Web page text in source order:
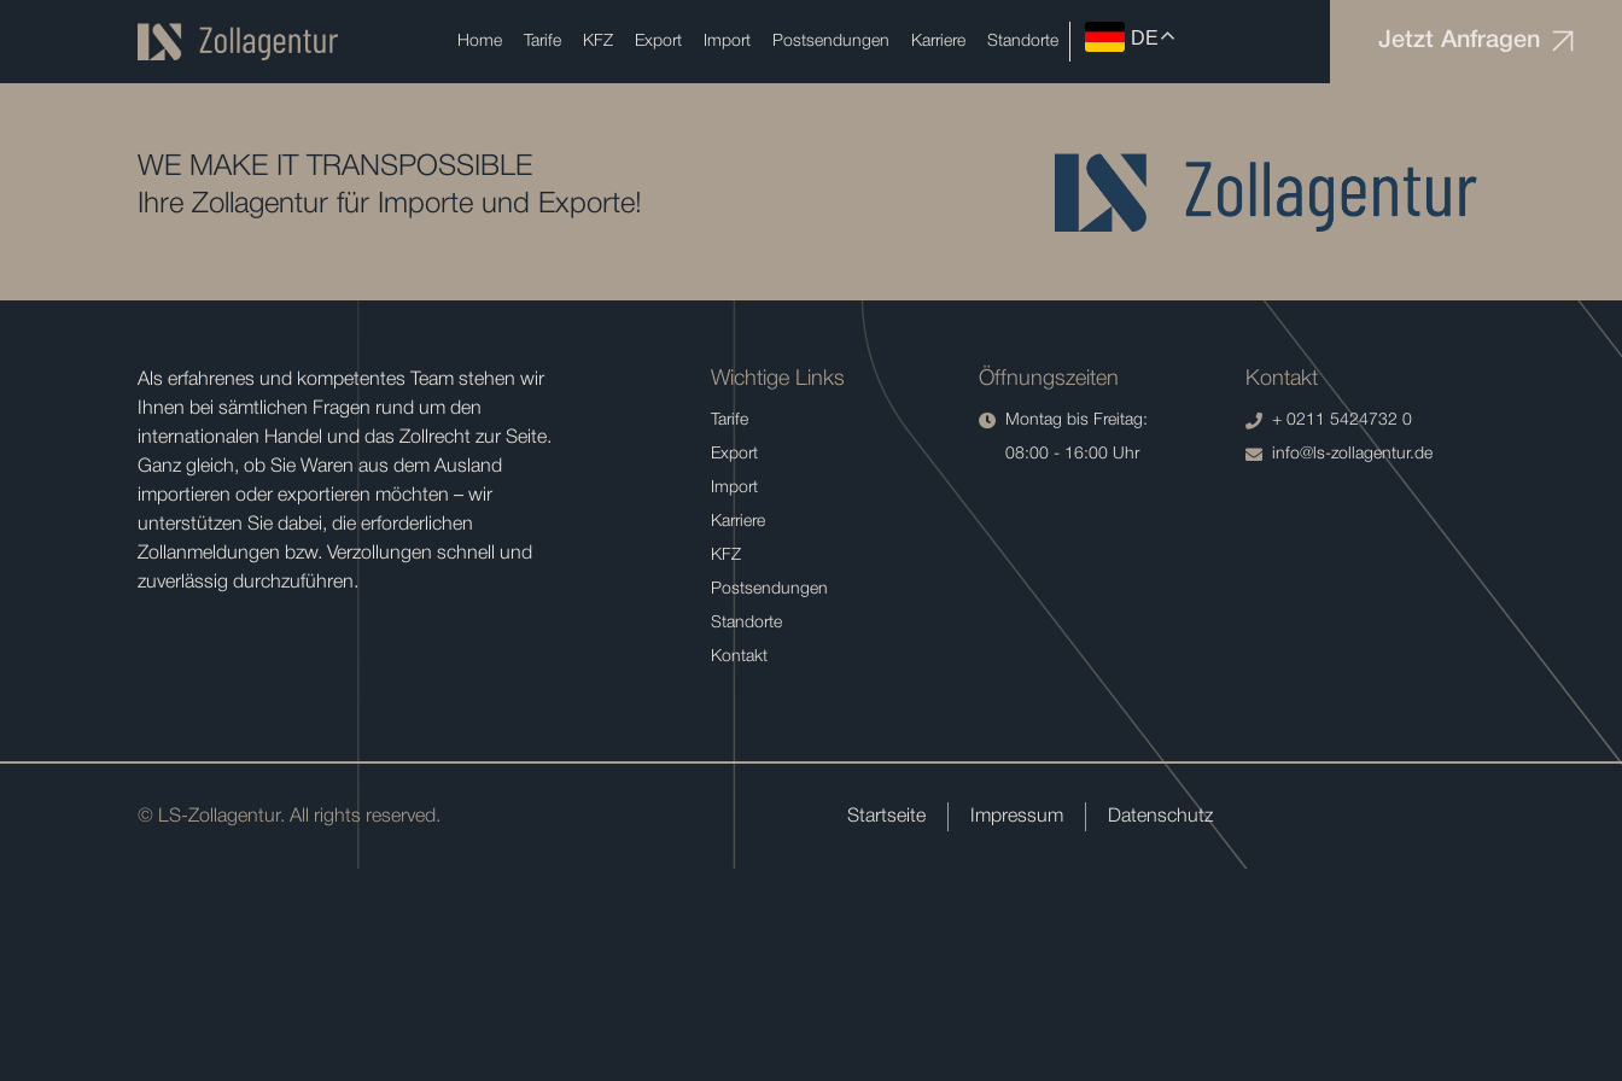
Home Tarife KFZ Export Import Postsendungen Karriere Standorte DE Jetzt Anfragen
WE MAKE IT TRANSPOSSIBLE
Ihre Zollagentur für Importe und Exporte!
Als erfahrenes und kompetentes Team stehen wir
Ihnen bei sämtlichen Fragen rund um den
internationalen Handel und das Zollrecht zur Seite.
Ganz gleich, ob Sie Waren aus dem Ausland
importieren oder exportieren möchten – wir
unterstützen Sie dabei, die erforderlichen
Zollanmeldungen bzw. Verzollungen schnell und
zuverlässig durchzuführen.
Wichtige Links
Tarife
Export
Import
Karriere
KFZ
Postsendungen
Standorte
Kontakt
Öffnungszeiten
Montag bis Freitag:
08:00 - 16:00 Uhr
Kontakt
+ 0211 5424732 0
info@ls-zollagentur.de
© LS-Zollagentur. All rights reserved. Startseite Impressum Datenschutz